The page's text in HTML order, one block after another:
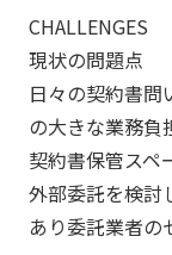
CHALLENGES
現状の問題点
日々の契約書問
の大きな業務負
契約書保管スペ
外部委託を検討
あり委託業者の